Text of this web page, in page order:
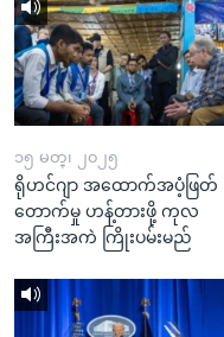
၁၅ မတ္၊ ၂၀၂၅
ရိုဟင်ဂျာ အထောက်အပံ့ဖြတ်
တောက်မှု ဟန့်တားဖို့ ကုလ
အကြီးအကဲ ကြိုးပမ်းမည်